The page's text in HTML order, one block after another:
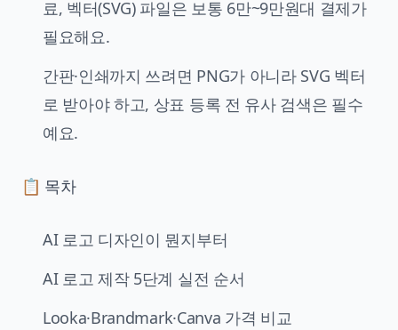
료, 벡터(SVG) 파일은 보통 6만~9만원대 결제가
필요해요.
간판·인쇄까지 쓰려면 PNG가 아니라 SVG 벡터
로 받아야 하고, 상표 등록 전 유사 검색은 필수
예요.
📋 목차
AI 로고 디자인이 뭔지부터
AI 로고 제작 5단계 실전 순서
Looka·Brandmark·Canva 가격 비교